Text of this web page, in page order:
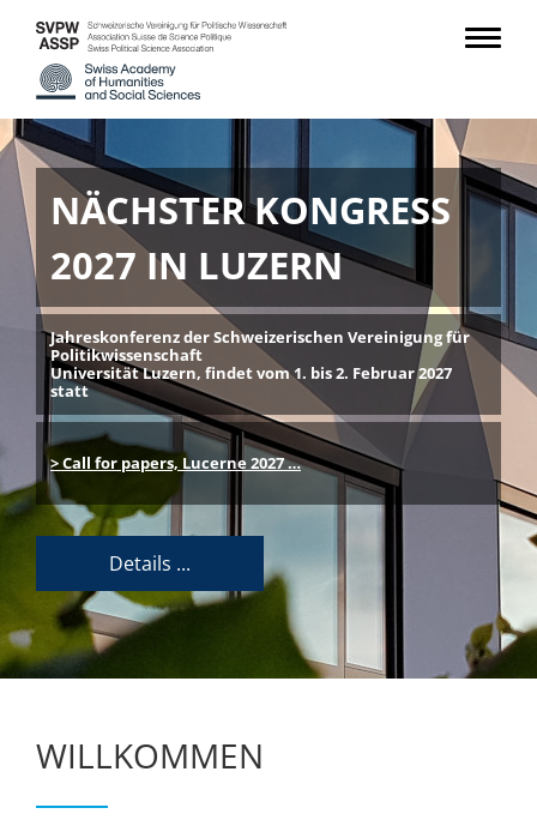
NÄCHSTER KONGRESS
2027 IN LUZERN
Jahreskonferenz der Schweizerischen Vereinigung für
Politikwissenschaft
Universität Luzern, findet vom 1. bis 2. Februar 2027
statt
> Call for papers, Lucerne 2027 …
Details ...
WILLKOMMEN